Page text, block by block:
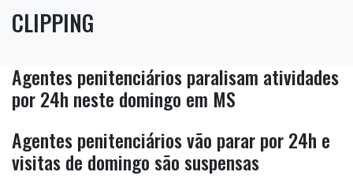
CLIPPING
Agentes penitenciários paralisam atividades
por 24h neste domingo em MS
Agentes penitenciários vão parar por 24h e
visitas de domingo são suspensas